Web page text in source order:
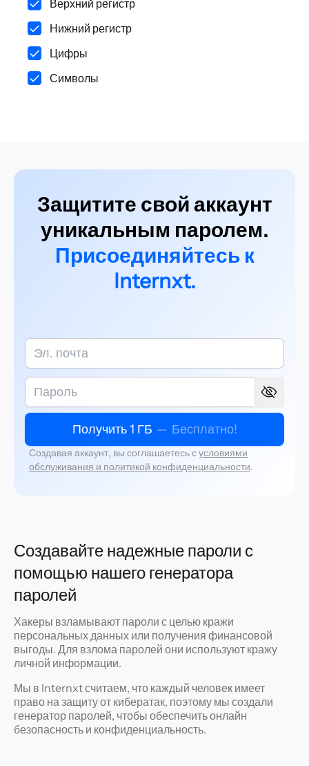
Верхний регистр
Нижний регистр
Цифры
Символы
Защитите свой аккаунт
уникальным паролем.
Присоединяйтесь к
Internxt.
Получить 1 ГБ — Бесплатно!
Создавая аккаунт, вы соглашаетесь сусловиями
обслуживания и политикой конфиденциальности.
Создавайте надежные пароли с
помощью нашего генератора
паролей
Хакеры взламывают пароли с целью кражи
персональных данных или получения финансовой
выгоды. Для взлома паролей они используют кражу
личной информации.
Мы в Internxt считаем, что каждый человек имеет
право на защиту от кибератак, поэтому мы создали
генератор паролей, чтобы обеспечить онлайн
безопасность и конфиденциальность.